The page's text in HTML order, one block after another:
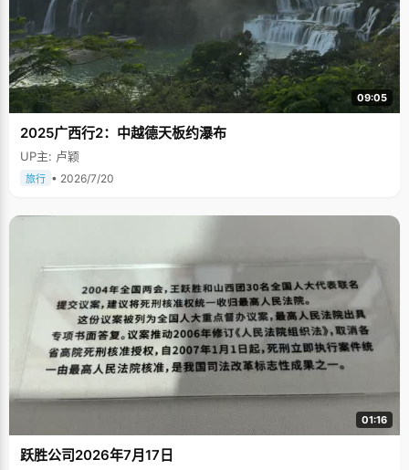
09:05
2025广西行2：中越德天板约瀑布
UP主: 卢颖
旅行 • 2026/7/20
01:16
跃胜公司2026年7月17日